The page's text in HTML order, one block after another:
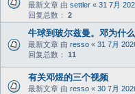
最新文章 由 settler « 31 7月
回复总数： 2
牛球到玻尔兹曼。邓为什
最新文章 由 resso « 31 7月
回复总数： 11
有关邓煜的三个视频
最新文章 由 resso « 30 7月